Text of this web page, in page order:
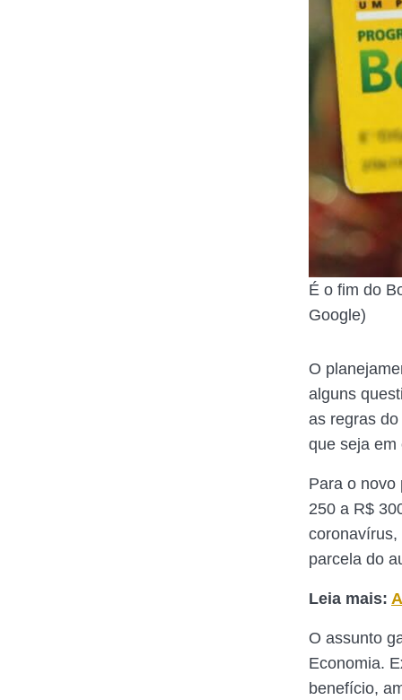
É o fim do
Google)
O
alguns
as regras
que seja em
Para o novo
250 a R$
parcela do
Leia mais:
O assunto
Economia.
benefício,